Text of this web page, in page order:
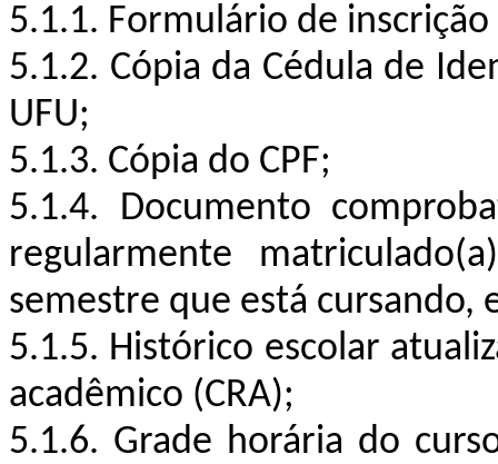
5.1.1. Formulário de
5.1.2. Cópia da Cédula de
UFU;
5.1.3. Cópia do CPF;
5.1.4. Documento
regularmente
semestre que está cursando,
5.1.5. Histórico escolar
acadêmico (CRA);
5.1.6. Grade horária do